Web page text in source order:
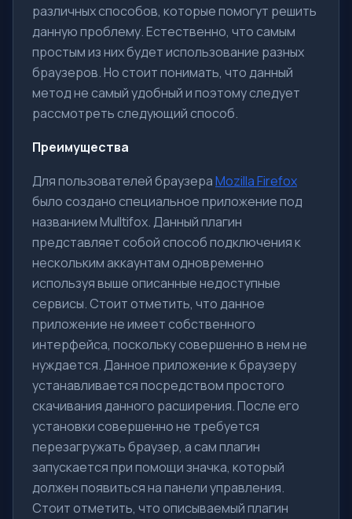
различных способов, которые помогут решить
данную проблему. Естественно, что самым
простым из них будет использование разных
браузеров. Но стоит понимать, что данный
метод не самый удобный и поэтому следует
рассмотреть следующий способ.
Преимущества
Для пользователей браузераMozilla Firefox
было создано специальное приложение под
названием Mulltifox. Данный плагин
представляет собой способ подключения к
нескольким аккаунтам одновременно
используя выше описанные недоступные
сервисы. Стоит отметить, что данное
приложение не имеет собственного
интерфейса, поскольку совершенно в нем не
нуждается. Данное приложение к браузеру
устанавливается посредством простого
скачивания данного расширения. После его
установки совершенно не требуется
перезагружать браузер, а сам плагин
запускается при помощи значка, который
должен появиться на панели управления.
Стоит отметить, что описываемый плагин